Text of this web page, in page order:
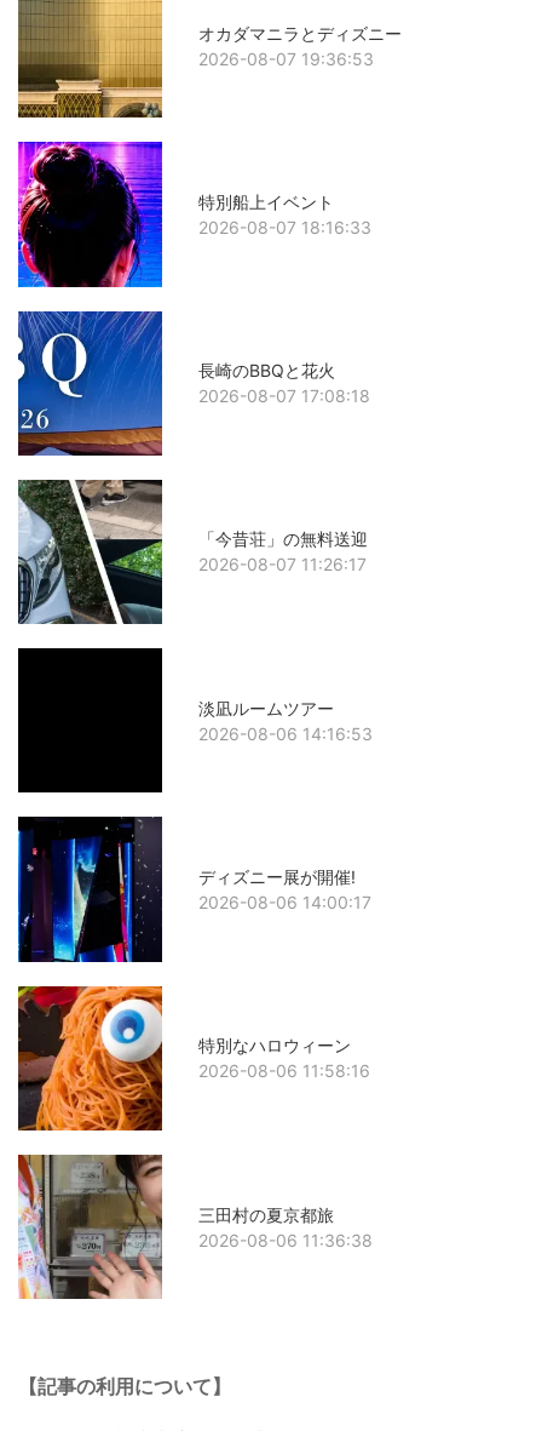
オカダマニラとディズニー
2026-08-07 19:36:53
特別船上イベント
2026-08-07 18:16:33
長崎のBBQと花火
2026-08-07 17:08:18
「今昔荘」の無料送迎
2026-08-07 11:26:17
淡凪ルームツアー
2026-08-06 14:16:53
ディズニー展が開催!
2026-08-06 14:00:17
特別なハロウィーン
2026-08-06 11:58:16
三田村の夏京都旅
2026-08-06 11:36:38
【記事の利用について】